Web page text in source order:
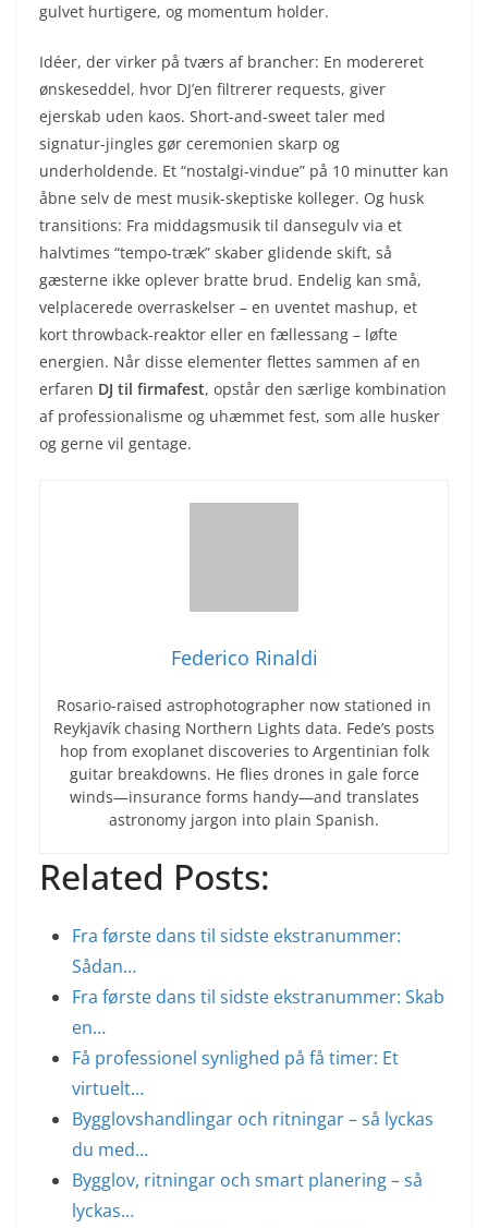
gulvet hurtigere, og momentum holder.
Idéer, der virker på tværs af brancher: En modereret
ønskeseddel, hvor DJ’en filtrerer requests, giver
ejerskab uden kaos. Short-and-sweet taler med
signatur-jingles gør ceremonien skarp og
underholdende. Et “nostalgi-vindue” på 10 minutter kan
åbne selv de mest musik-skeptiske kolleger. Og husk
transitions: Fra middagsmusik til dansegulv via et
halvtimes “tempo-træk” skaber glidende skift, så
gæsterne ikke oplever bratte brud. Endelig kan små,
velplacerede overraskelser – en uventet mashup, et
kort throwback-reaktor eller en fællessang – løfte
energien. Når disse elementer flettes sammen af en
erfaren DJ til firmafest, opstår den særlige kombination
af professionalisme og uhæmmet fest, som alle husker
og gerne vil gentage.
Federico Rinaldi
Rosario-raised astrophotographer now stationed in
Reykjavík chasing Northern Lights data. Fede’s posts
hop from exoplanet discoveries to Argentinian folk
guitar breakdowns. He flies drones in gale force
winds—insurance forms handy—and translates
astronomy jargon into plain Spanish.
Related Posts:
Fra første dans til sidste ekstranummer:
Sådan…
Fra første dans til sidste ekstranummer: Skab
en…
Få professionel synlighed på få timer: Et
virtuelt…
Bygglovshandlingar och ritningar – så lyckas
du med…
Bygglov, ritningar och smart planering – så
lyckas…